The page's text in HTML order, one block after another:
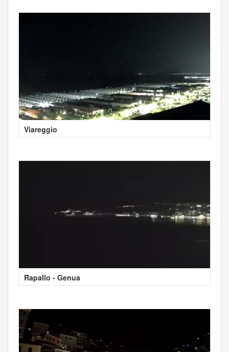
Viareggio
Rapallo - Genua